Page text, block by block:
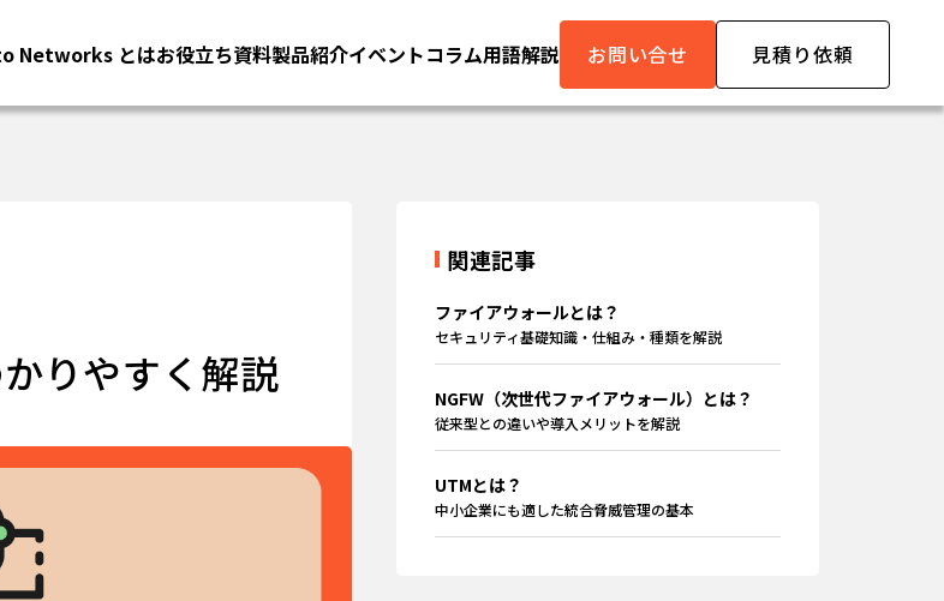
Networks とはお役立ち資料製品紹介イベントコラム用語解説 お問い合せ 見積り依頼
りやすく解説
関連記事
ファイアウォールとは？
セキュリティ基礎知識・仕組み・種類を解説
NGFW（次世代ファイアウォール）とは？
従来型との違いや導入メリットを解説
UTMとは？
中小企業にも適した統合脅威管理の基本